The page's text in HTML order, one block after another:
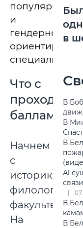
популярных
и
гендерно-
Что с
баллами?
Начнем
с
историко-
факультета.
На
в
В
В
В
А1
В
В